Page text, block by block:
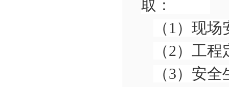
取：
（1）现
（2）工
（3）安